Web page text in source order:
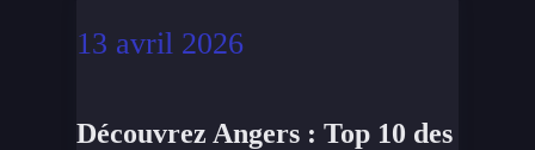
13 avril 2026
Découvrez Angers : Top 10 des